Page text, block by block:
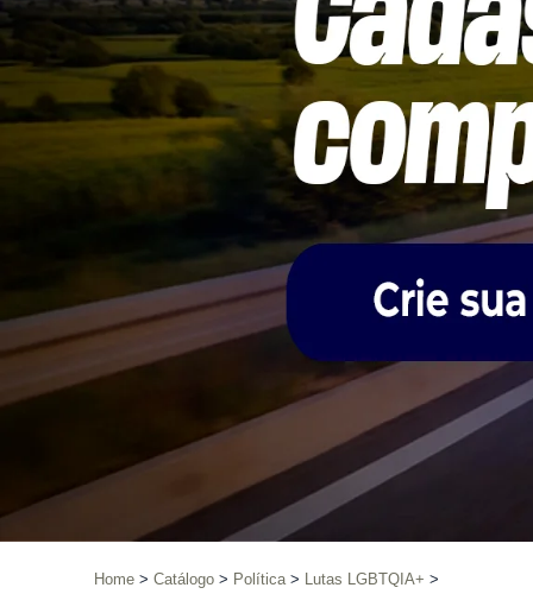
Home Catálogo Política Lutas LGBTQIA+